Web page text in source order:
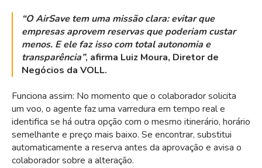
“O AirSave tem uma missão clara: evitar que
empresas aprovem reservas que poderiam custar
menos. E ele faz isso com total autonomia e
transparência”, afirma Luiz Moura, Diretor de
Negócios da VOLL.
Funciona assim: No momento que o colaborador solicita
um voo, o agente faz uma varredura em tempo real e
identifica se há outra opção com o mesmo itinerário, horário
semelhante e preço mais baixo. Se encontrar, substitui
automaticamente a reserva antes da aprovação e avisa o
colaborador sobre a alteração.